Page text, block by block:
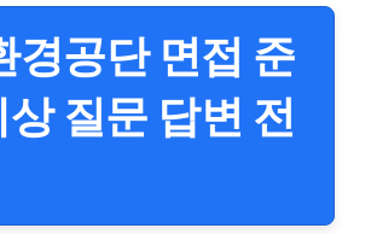
경공단 면접 준
질문 답변 전